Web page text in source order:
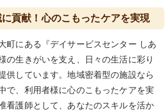
貢献！心のこもったケアを実現
町にある『デイサービスセンター しあ
の生きがいを支え、日々の生活に彩り
供しています。地域密着型の施設なら
で、利用者様に心のこもったケアを実
看護師として、あなたのスキルを活か